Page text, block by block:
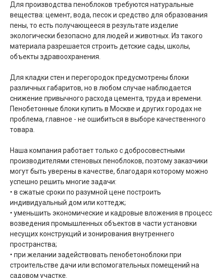
Для производства пеноблоков требуются натуральные
вещества: цемент, вода, песок и средство для образования
пены, то есть получающееся в результате изделие
экологически безопасно для людей и животных. Из такого
материала разрешается строить детские сады, школы,
объекты здравоохранения.
Для кладки стен и перегородок предусмотрены блоки
различных габаритов, но в любом случае наблюдается
снижение привычного расхода цемента, труда и времени.
Пенобетонные блоки купить в Москве и других городах не
проблема, главное - не ошибиться в выборе качественного
товара.
Наша компания работает только с добросовестными
производителями стеновых пеноблоков, поэтому заказчики
могут быть уверены в качестве, благодаря которому можно
успешно решить многие задачи:
• в сжатые сроки по разумной цене построить
индивидуальный дом или коттедж;
• уменьшить экономические и кадровые вложения в процесс
возведения промышленных объектов в части установки
несущих конструкций и зонирования внутреннего
пространства;
• при желании задействовать пенобетоноблоки при
строительстве дачи или вспомогательных помещений на
садовом участке.